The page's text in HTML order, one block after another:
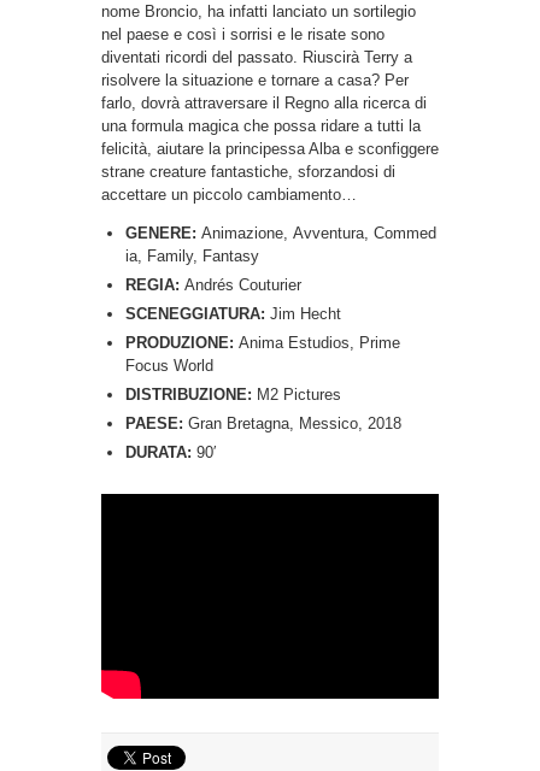
nome Broncio, ha infatti lanciato un sortilegio
nel paese e così i sorrisi e le risate sono
diventati ricordi del passato. Riuscirà Terry a
risolvere la situazione e tornare a casa? Per
farlo, dovrà attraversare il Regno alla ricerca di
una formula magica che possa ridare a tutti la
felicità, aiutare la principessa Alba e sconfiggere
strane creature fantastiche, sforzandosi di
accettare un piccolo cambiamento…
GENERE: Animazione, Avventura, Commed
ia, Family, Fantasy
REGIA: Andrés Couturier
SCENEGGIATURA: Jim Hecht
PRODUZIONE: Anima Estudios, Prime
Focus World
DISTRIBUZIONE: M2 Pictures
PAESE: Gran Bretagna, Messico, 2018
DURATA: 90′